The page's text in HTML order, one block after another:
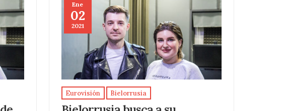
Ene
02
2021
Eurovisión Bielorrusia